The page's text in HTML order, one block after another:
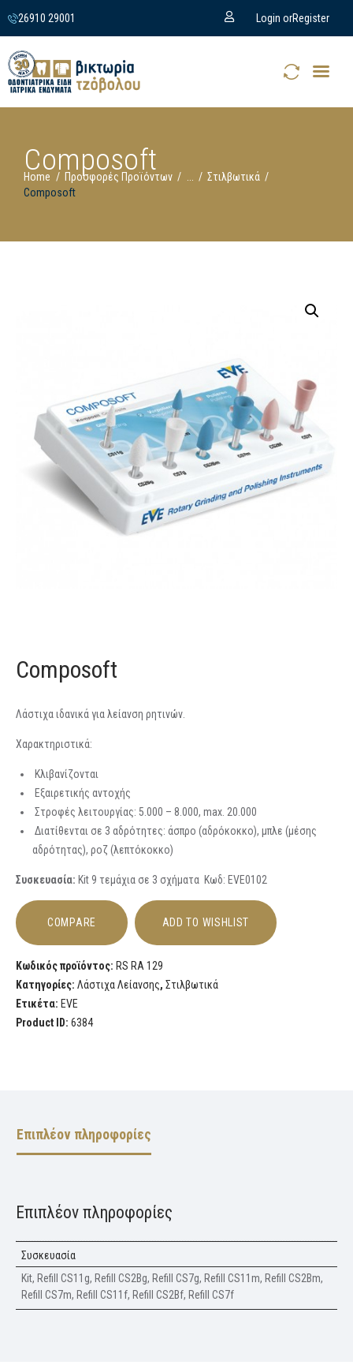
26910 29001 Login orRegister
Composoft
Home Προσφορές Προϊόντων
Στιλβωτικά
Composoft
Composoft
Λάστιχα ιδανικά για λείανση ρητινών.
Χαρακτηριστικά:
Κλιβανίζονται
Εξαιρετικής αντοχής
Στροφές λειτουργίας: 5.000 – 8.000, max. 20.000
Διατίθενται σε 3 αδρότητες: άσπρο (αδρόκοκκο), μπλε (μέσης
αδρότητας), ροζ (λεπτόκοκκο)
Συσκευασία: Kit 9 τεμάχια σε 3 σχήματα Κωδ: EVE0102
COMPARE ADD TO WISHLIST
Κωδικός προϊόντος: RS RA 129
Κατηγορίες: Λάστιχα Λείανσης, Στιλβωτικά
Ετικέτα: EVE
Product ID: 6384
Επιπλέον πληροφορίες
Επιπλέον πληροφορίες
Συσκευασία
Kit, Refill CS11g, Refill CS2Bg, Refill CS7g, Refill CS11m, Refill CS2Bm,
Refill CS7m, Refill CS11f, Refill CS2Bf, Refill CS7f